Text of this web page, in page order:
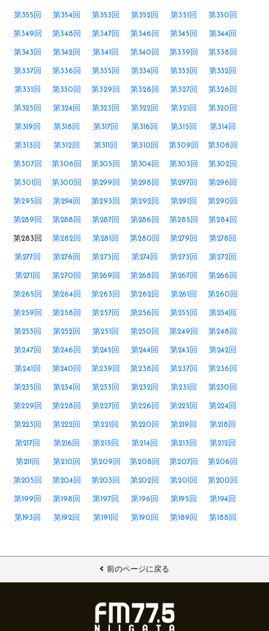
第355回 第354回 第353回 第352回 第351回 第350回
第349回 第348回 第347回 第346回 第345回 第344回
第343回 第342回 第341回 第340回 第339回 第338回
第337回 第336回 第335回 第334回 第333回 第332回
第331回 第330回 第329回 第328回 第327回 第326回
第325回 第324回 第323回 第322回 第321回 第320回
第319回 第318回 第317回 第316回 第315回 第314回
第313回 第312回 第311回 第310回 第309回 第308回
第307回 第306回 第305回 第304回 第303回 第302回
第301回 第300回 第299回 第298回 第297回 第296回
第295回 第294回 第293回 第292回 第291回 第290回
第289回 第288回 第287回 第286回 第285回 第284回
第283回 第282回 第281回 第280回 第279回 第278回
第277回 第276回 第275回 第274回 第273回 第272回
第271回 第270回 第269回 第268回 第267回 第266回
第265回 第264回 第263回 第262回 第261回 第260回
第259回 第258回 第257回 第256回 第255回 第254回
第253回 第252回 第251回 第250回 第249回 第248回
第247回 第246回 第245回 第244回 第243回 第242回
第241回 第240回 第239回 第238回 第237回 第236回
第235回 第234回 第233回 第232回 第231回 第230回
第229回 第228回 第227回 第226回 第225回 第224回
第223回 第222回 第221回 第220回 第219回 第218回
第217回 第216回 第215回 第214回 第213回 第212回
第211回 第210回 第209回 第208回 第207回 第206回
第205回 第204回 第203回 第202回 第201回 第200回
第199回 第198回 第197回 第196回 第195回 第194回
第193回 第192回 第191回 第190回 第189回 第188回
前のページに戻る